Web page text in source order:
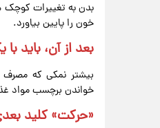
بدن به تغییرات
خون را پایین بیاورد.
بعد از آن، باید
بیشتر نمکی که مصرف
خواندن برچسب مواد
«حرکت» کلید